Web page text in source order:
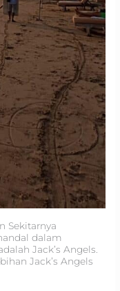
Sekitarnya
dalam
Jack’s Angels.
Jack’s Angels